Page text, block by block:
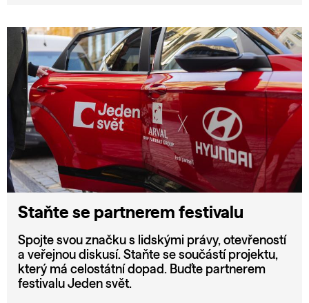
Staňte se partnerem festivalu
Spojte svou značku s lidskými právy, otevřeností
a veřejnou diskusí. Staňte se součástí projektu,
který má celostátní dopad. Buďte partnerem
festivalu Jeden svět.